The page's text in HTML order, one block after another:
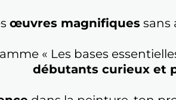
œuvres magnifiquessans
« Les bases
débutants curieux et